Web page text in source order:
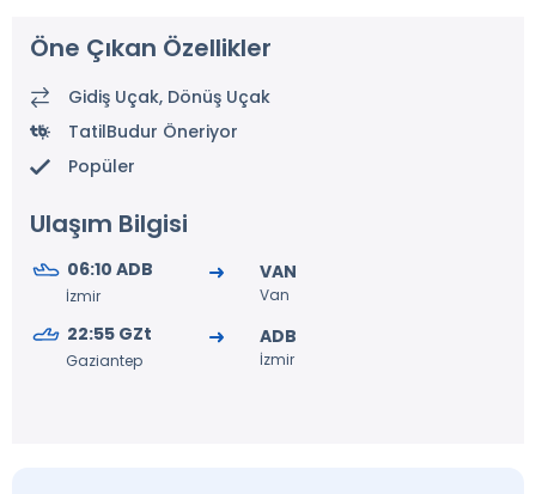
Öne Çıkan Özellikler
Gidiş Uçak, Dönüş Uçak
TatilBudur Öneriyor
Popüler
Ulaşım Bilgisi
06:10 ADB
İzmir
VAN
Van
22:55 GZt
Gaziantep
ADB
İzmir